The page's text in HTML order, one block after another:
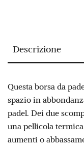
Descrizione
Questa borsa da
spazio in
padel. Dei due
una pellicola
aumenti o